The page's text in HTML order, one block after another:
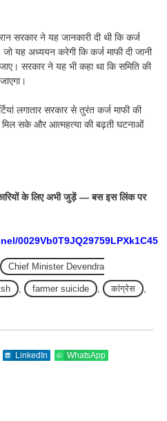
सरकार ने यह जानकारी दी थी कि कर्ज
यह अध्ययन करेगी कि कर्ज माफी दी जानी
सरकार ने यह भी कहा था कि समिति की
लगातार सरकार से तुरंत कर्ज माफी की
मिल सके और आत्महत्या की बढ़ती घटनाओं
के लिए अभी जुड़ें — बस इस लिंक पर
0029Vb0T9JQ29759LPXk1C45
Chief Minister Devendra
farmer suicide कांग्रेस
LinkedIn WhatsApp